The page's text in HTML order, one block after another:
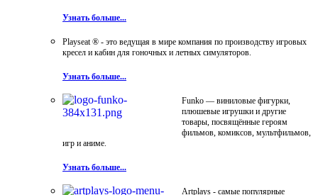
Узнать больше...
Playseat ® - это ведущая в мире компания по производству игровых
кресел и кабин для гоночных и летных симуляторов.
Узнать больше...
Funko — виниловые фигурки,
плюшевые игрушки и другие
товары, посвящённые героям
фильмов, комиксов, мультфильмов,
игр и аниме.
Узнать больше...
Artplays - самые популярные